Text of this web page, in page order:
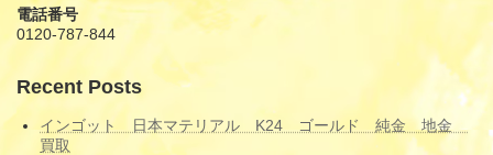
電話番号
0120-787-844
Recent Posts
インゴット 日本マテリアル K24 ゴールド 純金 地金
買取